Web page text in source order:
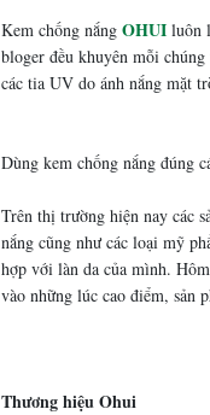
Kem chống nắng OHUI luôn
bloger đều khuyên mỗi
các tia UV do ánh nắng mặt
Dùng kem chống nắng đúng
Trên thị trường hiện nay các
nắng cũng như các loại mỹ
hợp với làn da của mình.
vào những lúc cao điểm, sản
Thương hiệu Ohui